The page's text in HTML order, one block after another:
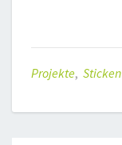
Projekte, Sticken